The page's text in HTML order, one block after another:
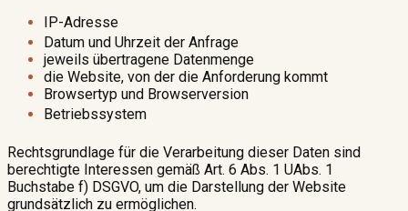
IP-Adresse
Datum und Uhrzeit der Anfrage
jeweils übertragene Datenmenge
die Website, von der die Anforderung kommt
Browsertyp und Browserversion
Betriebssystem
Rechtsgrundlage für die Verarbeitung dieser Daten sind
berechtigte Interessen gemäß Art. 6 Abs. 1 UAbs. 1
Buchstabe f) DSGVO, um die Darstellung der Website
grundsätzlich zu ermöglichen.